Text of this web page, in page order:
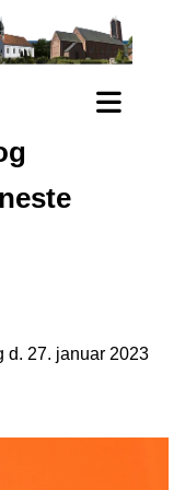
d. 27. januar 2023